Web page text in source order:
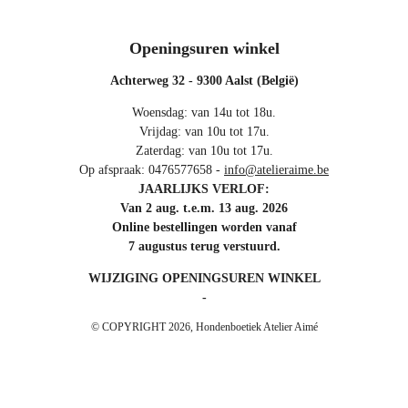
Openingsuren winkel
Achterweg 32 - 9300 Aalst (België)
Woensdag: van 14u tot 18u.
Vrijdag: van 10u tot 17u.
Zaterdag: van 10u tot 17u.
Op afspraak: 0476577658 - info@atelieraime.be
JAARLIJKS VERLOF:
Van 2 aug. t.e.m. 13 aug. 2026
Online bestellingen worden vanaf
7 augustus terug verstuurd.
WIJZIGING OPENINGSUREN WINKEL
-
© COPYRIGHT 2026, Hondenboetiek Atelier Aimé